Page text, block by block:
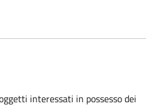
interessati in possesso dei